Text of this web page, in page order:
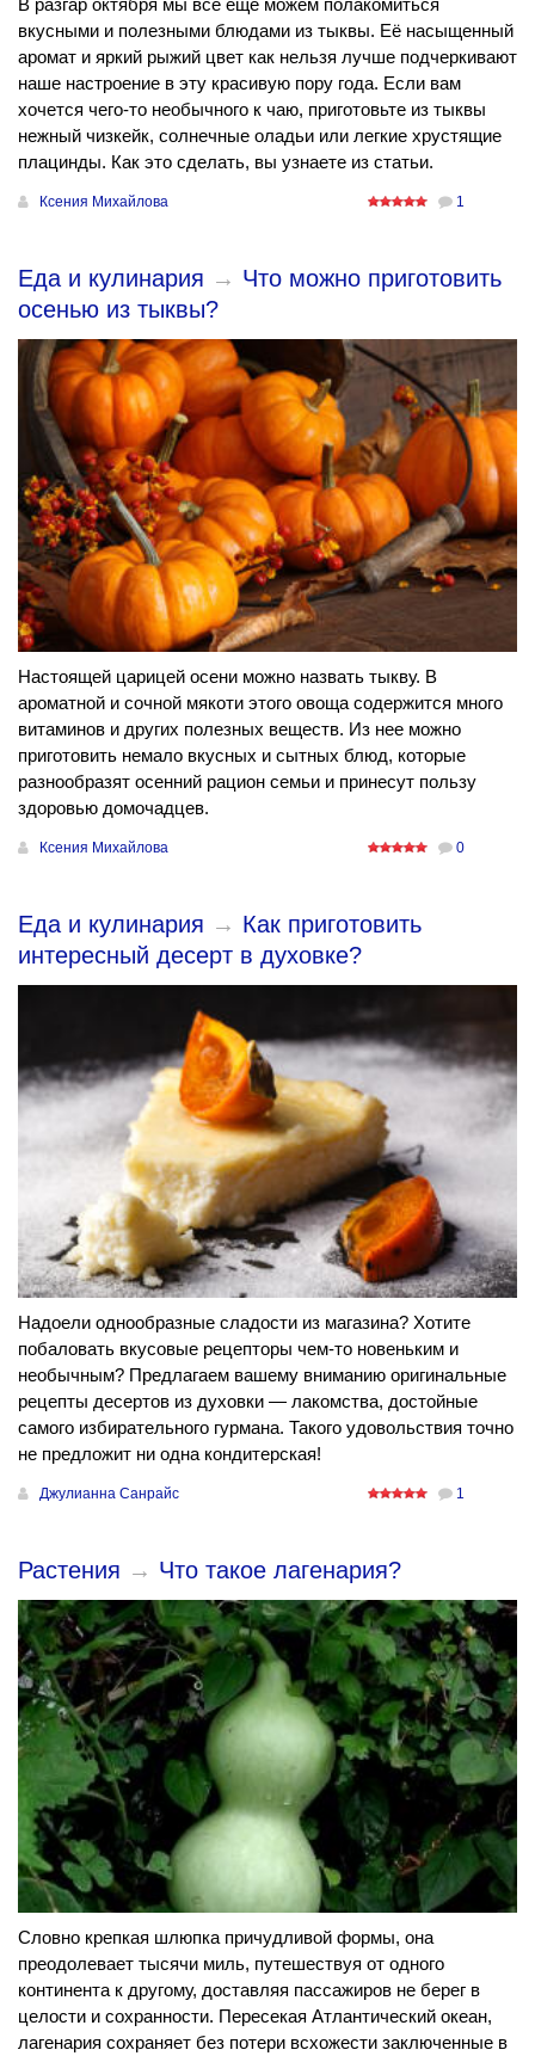
В разгар октября мы все еще можем полакомиться
вкусными и полезными блюдами из тыквы. Её насыщенный
аромат и яркий рыжий цвет как нельзя лучше подчеркивают
наше настроение в эту красивую пору года. Если вам
хочется чего-то необычного к чаю, приготовьте из тыквы
нежный чизкейк, солнечные оладьи или легкие хрустящие
плацинды. Как это сделать, вы узнаете из статьи.
Ксения Михайлова 1
Еда и кулинария → Что можно приготовить
осенью из тыквы?
Настоящей царицей осени можно назвать тыкву. В
ароматной и сочной мякоти этого овоща содержится много
витаминов и других полезных веществ. Из нее можно
приготовить немало вкусных и сытных блюд, которые
разнообразят осенний рацион семьи и принесут пользу
здоровью домочадцев.
Ксения Михайлова 0
Еда и кулинария → Как приготовить
интересный десерт в духовке?
Надоели однообразные сладости из магазина? Хотите
побаловать вкусовые рецепторы чем-то новеньким и
необычным? Предлагаем вашему вниманию оригинальные
рецепты десертов из духовки — лакомства, достойные
самого избирательного гурмана. Такого удовольствия точно
не предложит ни одна кондитерская!
Джулианна Санрайс 1
Растения → Что такое лагенария?
Словно крепкая шлюпка причудливой формы, она
преодолевает тысячи миль, путешествуя от одного
континента к другому, доставляя пассажиров не берег в
целости и сохранности. Пересекая Атлантический океан,
лагенария сохраняет без потери всхожести заключенные в